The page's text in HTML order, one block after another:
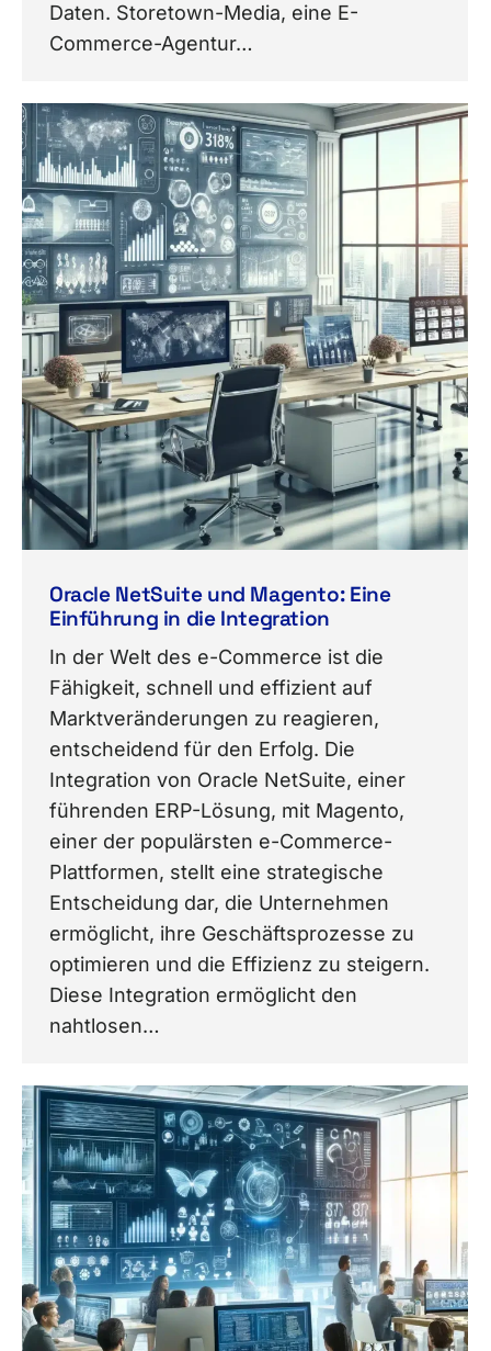
Daten. Storetown-Media, eine E-
Commerce-Agentur…
Oracle NetSuite und Magento: Eine
Einführung in die Integration
In der Welt des e-Commerce ist die
Fähigkeit, schnell und effizient auf
Marktveränderungen zu reagieren,
entscheidend für den Erfolg. Die
Integration von Oracle NetSuite, einer
führenden ERP-Lösung, mit Magento,
einer der populärsten e-Commerce-
Plattformen, stellt eine strategische
Entscheidung dar, die Unternehmen
ermöglicht, ihre Geschäftsprozesse zu
optimieren und die Effizienz zu steigern.
Diese Integration ermöglicht den
nahtlosen…